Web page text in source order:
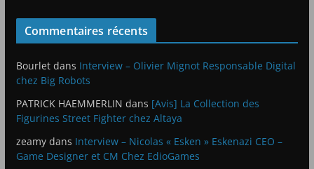
Commentaires récents
Bourletdans Interview – Olivier Mignot Responsable Digital
chez Big Robots
PATRICK HAEMMERLIN dans [Avis] La Collection des
Figurines Street Fighter chez Altaya
zeamydans Interview – Nicolas « Esken » Eskenazi CEO –
Game Designer et CM Chez EdioGames